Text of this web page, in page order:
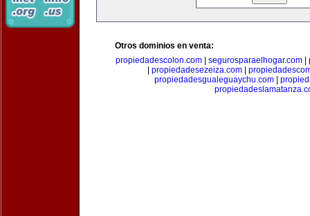
Otros dominios en venta:
propiedadescolon.com| segurosparaelhogar.com|
propiedadesezeiza.com
propiedadesgualeguaychu.com|